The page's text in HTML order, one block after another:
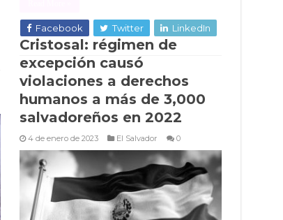
Facebook Twitter LinkedIn
Cristosal: régimen de
excepción causó
violaciones a derechos
humanos a más de 3,000
salvadoreños en 2022
4 de enero de 2023 El Salvador 0